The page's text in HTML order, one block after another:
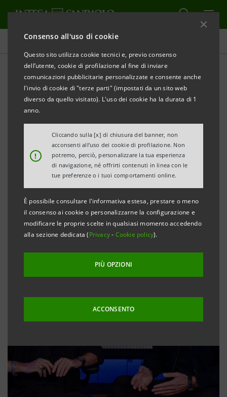
Consenso all'uso di cookie
Questo sito utilizza cookie tecnici e, previo consenso
dell’utente, cookie di profilazione al fine di inviare
comunicazioni pubblicitarie personalizzate e consente anche
l'invio di cookie di "terze parti" (impostati da un sito web
diverso da quello visitato). L'uso dei cookie ha la durata di 1
anno.
!
Cliccando sulla [x] di chiusura del banner, non
acconsenti all’uso dei cookie di profilazione. Non
potremo, perciò, personalizzare la tua esperienza
di navigazione, né offrirti contenuti in linea con le
tue preferenze o i tuoi comportamenti online.
È possibile consultare l'informativa estesa, prestare o meno
il consenso ai cookie o personalizzarne la configurazione e
modificare le proprie scelte in qualsiasi momento accedendo
alla sezione dedicata (Privacy- Cookie policy).
PIÙ OPZIONI
ACCONSENTO
Tutti i progetti
CULTURA
Music makers. La guida
definitiva alla musica
contemporanea